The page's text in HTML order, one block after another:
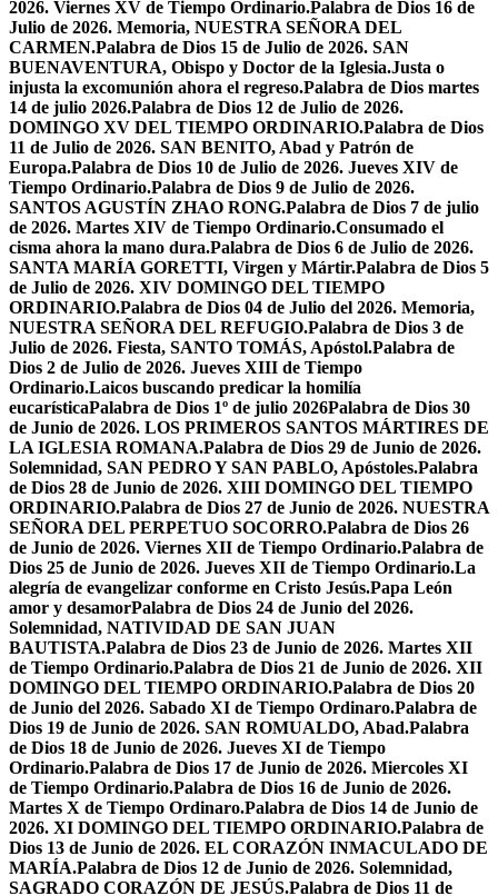
2026. Viernes XV de Tiempo Ordinario.Palabra de Dios 16 de
Julio de 2026. Memoria, NUESTRA SEÑORA DEL
CARMEN.Palabra de Dios 15 de Julio de 2026. SAN
BUENAVENTURA, Obispo y Doctor de la Iglesia.Justa o
injusta la excomunión ahora el regreso.Palabra de Dios martes
14 de julio 2026.Palabra de Dios 12 de Julio de 2026.
DOMINGO XV DEL TIEMPO ORDINARIO.Palabra de Dios
11 de Julio de 2026. SAN BENITO, Abad y Patrón de
Europa.Palabra de Dios 10 de Julio de 2026. Jueves XIV de
Tiempo Ordinario.Palabra de Dios 9 de Julio de 2026.
SANTOS AGUSTÍN ZHAO RONG.Palabra de Dios 7 de julio
de 2026. Martes XIV de Tiempo Ordinario.Consumado el
cisma ahora la mano dura.Palabra de Dios 6 de Julio de 2026.
SANTA MARÍA GORETTI, Virgen y Mártir.Palabra de Dios 5
de Julio de 2026. XIV DOMINGO DEL TIEMPO
ORDINARIO.Palabra de Dios 04 de Julio del 2026. Memoria,
NUESTRA SEÑORA DEL REFUGIO.Palabra de Dios 3 de
Julio de 2026. Fiesta, SANTO TOMÁS, Apóstol.Palabra de
Dios 2 de Julio de 2026. Jueves XIII de Tiempo
Ordinario.Laicos buscando predicar la homilía
eucarísticaPalabra de Dios 1º de julio 2026Palabra de Dios 30
de Junio de 2026. LOS PRIMEROS SANTOS MÁRTIRES DE
LA IGLESIA ROMANA.Palabra de Dios 29 de Junio de 2026.
Solemnidad, SAN PEDRO Y SAN PABLO, Apóstoles.Palabra
de Dios 28 de Junio de 2026. XIII DOMINGO DEL TIEMPO
ORDINARIO.Palabra de Dios 27 de Junio de 2026. NUESTRA
SEÑORA DEL PERPETUO SOCORRO.Palabra de Dios 26
de Junio de 2026. Viernes XII de Tiempo Ordinario.Palabra de
Dios 25 de Junio de 2026. Jueves XII de Tiempo Ordinario.La
alegría de evangelizar conforme en Cristo Jesús.Papa León
amor y desamorPalabra de Dios 24 de Junio del 2026.
Solemnidad, NATIVIDAD DE SAN JUAN
BAUTISTA.Palabra de Dios 23 de Junio de 2026. Martes XII
de Tiempo Ordinario.Palabra de Dios 21 de Junio de 2026. XII
DOMINGO DEL TIEMPO ORDINARIO.Palabra de Dios 20
de Junio del 2026. Sabado XI de Tiempo Ordinaro.Palabra de
Dios 19 de Junio de 2026. SAN ROMUALDO, Abad.Palabra
de Dios 18 de Junio de 2026. Jueves XI de Tiempo
Ordinario.Palabra de Dios 17 de Junio de 2026. Miercoles XI
de Tiempo Ordinario.Palabra de Dios 16 de Junio de 2026.
Martes X de Tiempo Ordinaro.Palabra de Dios 14 de Junio de
2026. XI DOMINGO DEL TIEMPO ORDINARIO.Palabra de
Dios 13 de Junio de 2026. EL CORAZÓN INMACULADO DE
MARÍA.Palabra de Dios 12 de Junio de 2026. Solemnidad,
SAGRADO CORAZÓN DE JESÚS.Palabra de Dios 11 de